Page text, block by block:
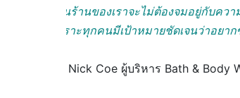
ที่เดินเข้ามาในร้านของเราจะไม่ต้องจมอยู่กับคว
เพราะทุกคนมีเป้าหมายชัดเจนว่าอยา
- Nick Coe ผู้บริหาร Bath & Body